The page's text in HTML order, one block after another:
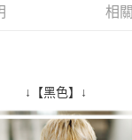
商品之後才付款」的支付
先享後付」後，將跳轉
確認金額後，即可完成結
含以上)免運費
相
↓【黑色】↓